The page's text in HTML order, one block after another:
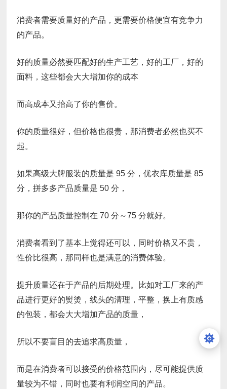
消费者需要质量好的产品，更需要价格便宜有竞争力
的产品。
好的质量必然要匹配好的生产工艺，好的工厂，好的
面料，这些都会大大增加你的成本
而高成本又抬高了你的售价。
你的质量很好，但价格也很贵，那消费者必然也买不
起。
如果高级大牌服装的质量是 95 分，优衣库质量是 85
分，拼多多产品质量是 50 分，
那你的产品质量控制在 70 分～75 分就好。
消费者看到了基本上觉得还可以，同时价格又不贵，
性价比很高，那同样也是满意的消费体验。
提升质量还在于产品的后期处理。比如对工厂来的产
品进行更好的熨烫，线头的清理，平整，换上有质感
的包装，都会大大增加产品的质量，
所以不要盲目的去追求高质量，
而是在消费者可以接受的价格范围内，尽可能提供质
量较为不错，同时也要有利润空间的产品。